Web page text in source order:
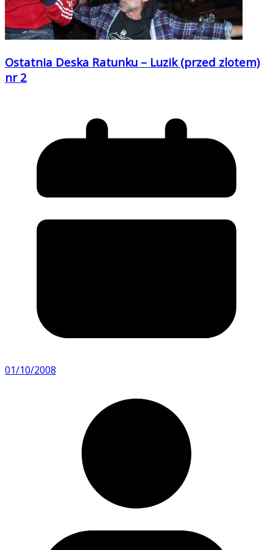
Ostatnia Deska Ratunku – Luzik (przed zlotem)
nr 2
01/10/2008